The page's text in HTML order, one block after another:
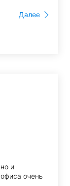
с
сотрудника
удаленно.
Далее
и
очень